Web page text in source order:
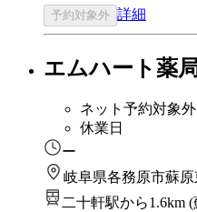
予約対象外 詳細
エムハート薬
ネット予約対象外
休業日
ー
岐阜県各務原市蘇
二十軒駅から1.6km (